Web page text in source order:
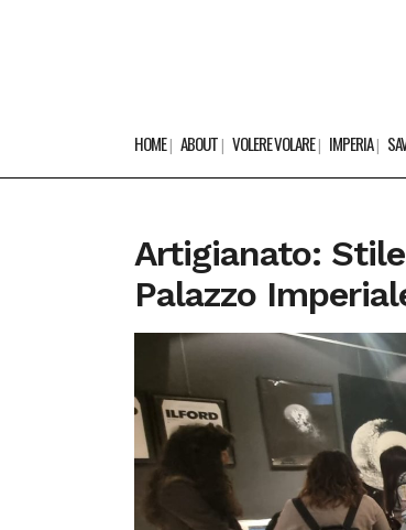
HOME ABOUT VOLERE VOLARE IMPERIA
Artigianato:
Palazzo